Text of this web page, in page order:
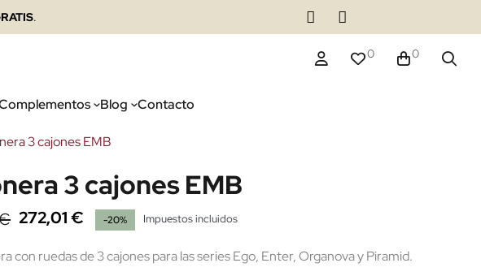
.
0 0
Blog Contacto
3 cajones EMB
3 cajones EMB
272,01 € -20% Impuestos incluidos
con ruedas de 3 cajones para las series Ego, Enter, Organova y Piramid.